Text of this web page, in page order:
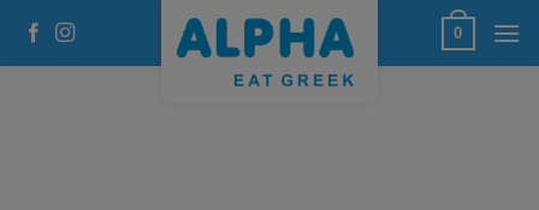
Inhalt
springen
0